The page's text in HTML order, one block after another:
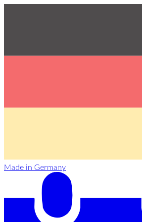
Made in Germany